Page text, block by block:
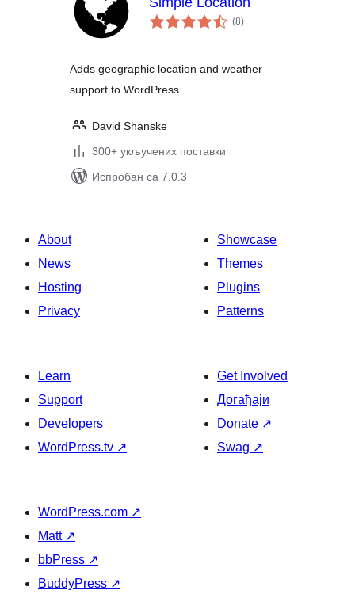
(8укупних
оцена
)
Adds geographic location and weather
support to WordPress.
David Shanske
300+ укључених поставки
Испробан са 7.0.3
About
News
Hosting
Privacy
Showcase
Themes
Plugins
Patterns
Learn
Support
Developers
WordPress.tv ↗
Get Involved
Догађаји
Donate ↗
Swag ↗
WordPress.com ↗
Matt ↗
bbPress ↗
BuddyPress ↗